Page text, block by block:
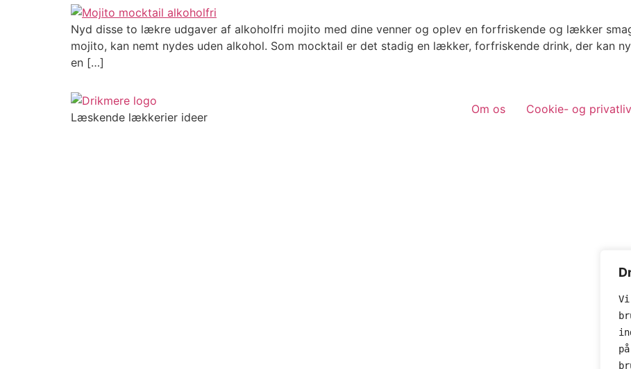
Nyd disse to lækre udgaver af alkoholfri mojito med dine venner og oplev en forfriskende og lækker
mojito, kan nemt nydes uden alkohol. Som mocktail er det stadig en lækker, forfriskende drink, der kan
en […]
Læskende lækkerier ideer
Om os Cookie- og